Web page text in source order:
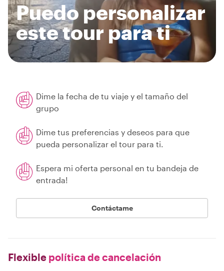
Puedo personalizar
este tour para ti
Dime la fecha de tu viaje y el tamaño del
grupo
Dime tus preferencias y deseos para que
pueda personalizar el tour para ti.
Espera mi oferta personal en tu bandeja de
entrada!
Contáctame
Flexible política de cancelación